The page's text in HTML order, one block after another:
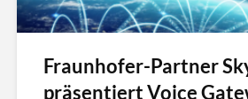
Fraunhofer-Partner
präsentiert Voice